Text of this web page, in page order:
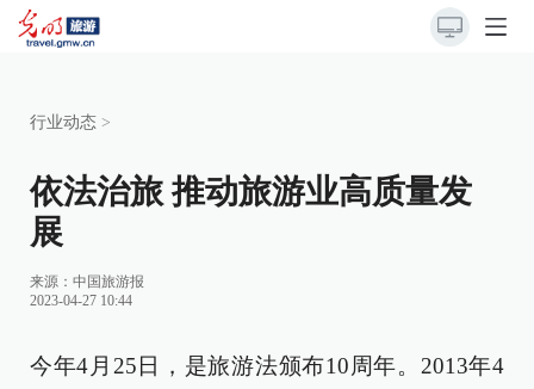
行业动态 >
依法治旅 推动旅游业高质量发
展
来源： 中国旅游报
2023-04-27 10:44
今年4月25日，是旅游法颁布10周年。2013年4